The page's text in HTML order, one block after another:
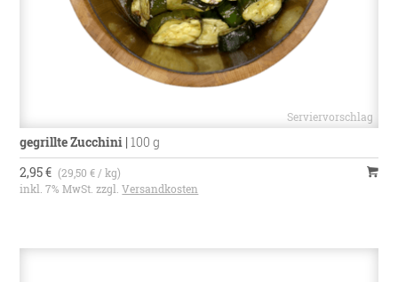
gegrillte Zucchini |100 g
2,95 € (29,50 € / kg)
inkl. 7% MwSt. zzgl.Versandkosten